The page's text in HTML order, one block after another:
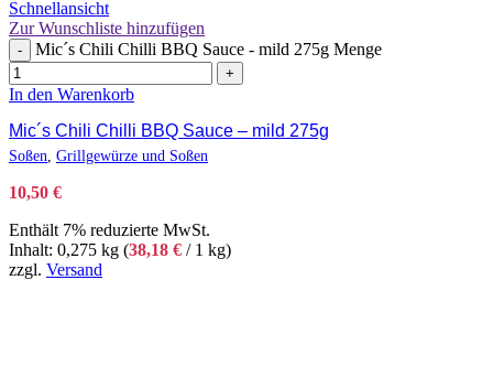
Schnellansicht
Zur Wunschliste hinzufügen
- Mic´s Chili Chilli BBQ Sauce - mild 275g Menge
+
In den Warenkorb
Mic´s Chili Chilli BBQ Sauce – mild 275g
Soßen Grillgewürze und Soßen
10,50 €
Enthält 7% reduzierte MwSt.
Inhalt: 0,275 kg (38,18 € / 1 kg)
zzgl. Versand